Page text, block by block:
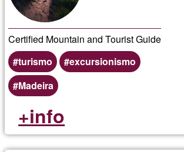
Certified Mountain and Tourist Guide
turismo
excursionismo
Madeira
+info